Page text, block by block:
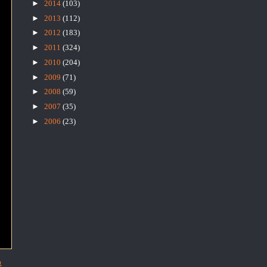
► 2014 (103)
► 2013 (112)
► 2012 (183)
► 2011 (324)
► 2010 (204)
► 2009 (71)
► 2008 (59)
► 2007 (35)
► 2006 (23)